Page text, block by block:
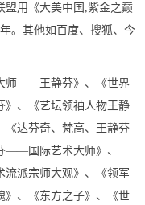
盟用《大美中国,紫金之巅
。其他如百度、搜狐、今
师——王静芬》、《世界
、《艺坛领袖人物王静
《达芬奇、梵高、王静芬
——国际艺术大师》、
流派宗师大观》、《领军
》、《东方之子》、《世